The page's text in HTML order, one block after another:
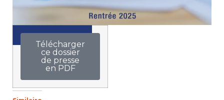
Télécharger
ce dossier
de presse
en PDF